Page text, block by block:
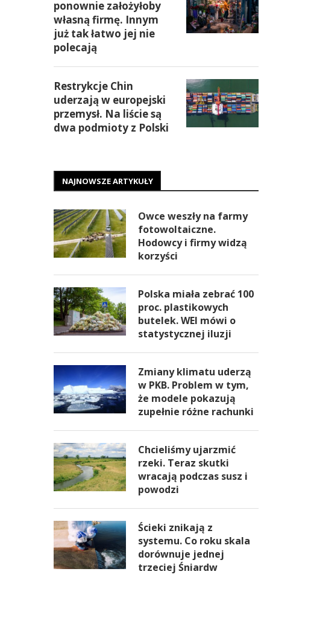
ponownie założyłoby
własną firmę. Innym
już tak łatwo jej nie
polecają
Restrykcje Chin
uderzają w europejski
przemysł. Na liście są
dwa podmioty z Polski
NAJNOWSZE ARTYKUŁY
Owce weszły na farmy
fotowoltaiczne.
Hodowcy i firmy widzą
korzyści
Polska miała zebrać 100
proc. plastikowych
butelek. WEI mówi o
statystycznej iluzji
Zmiany klimatu uderzą
w PKB. Problem w tym,
że modele pokazują
zupełnie różne rachunki
Chcieliśmy ujarzmić
rzeki. Teraz skutki
wracają podczas susz i
powodzi
Ścieki znikają z
systemu. Co roku skala
dorównuje jednej
trzeciej Śniardw